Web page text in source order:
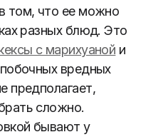
том, что ее можно
разных блюд. Это
с марихуаной и
вредных
предполагает,
сложно.
бывают у